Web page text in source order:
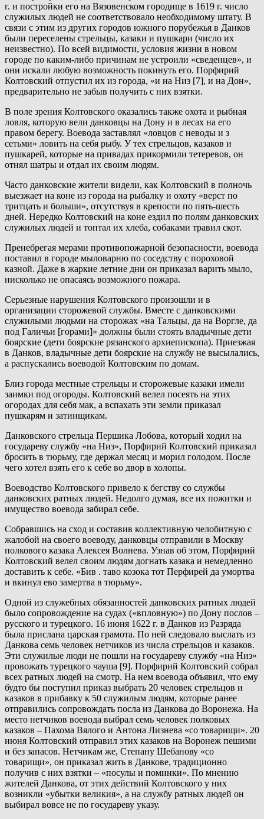
г. и постройки его на Вязовенском городище в 1619 г. число
служилых людей не соответствовало необходимому штату. В
связи с этим из других городов южного порубежья в Данков
были переселены стрельцы, казаки и пушкари (число их
неизвестно). По всей видимости, условия жизни в новом
городе по каким-либо причинам не устроили «сведенцев», и
они искали любую возможность покинуть его. Порфирий
Колтовский отпустил их из города, «и на Низ [7], и на Дон»,
предварительно не забыв получить с них взятки.
В поле зрения Колтовского оказались также охота и рыбная
ловля, которую вели данковцы на Дону и в лесах на его
правом берегу. Воевода заставлял «ловцов с неводы и з
сетьми» ловить на себя рыбу. У тех стрельцов, казаков и
пушкарей, которые на привадах прикормили тетеревов, он
отнял шатры и отдал их своим людям.
Часто данковские жители видели, как Колтовский в полночь
выезжает на коне из города на рыбалку и охоту «верст по
тритцать и больши», отсутствуя в крепости по пять-шесть
дней. Нередко Колтовский на коне ездил по полям данковских
служилых людей и топтал их хлеба, собаками травил скот.
Пренебрегая мерами противопожарной безопасности, воевода
поставил в городе мыловарню по соседству с пороховой
казной. Даже в жаркие летние дни он приказал варить мыло,
нисколько не опасаясь возможного пожара.
Серьезные нарушения Колтовского произошли и в
организации сторожевой службы. Вместе с данковскими
служилыми людьми на сторожах «на Тальцы, да на Воргле, да
под Галичьи [горами]» должны были стоять владычные дети
боярские (дети боярские рязанского архиепископа). Приезжая
в Данков, владычные дети боярские на службу не высылались,
а распускались воеводой Колтовским по домам.
Близ города местные стрельцы и сторожевые казаки имели
заимки под огороды. Колтовский велел посеять на этих
огородах для себя мак, а вспахать эти земли приказал
пушкарям и затинщикам.
Данковского стрельца Першика Лобова, который ходил на
государеву службу «на Низ», Порфирий Колтовский приказал
бросить в тюрьму, где держал месяц и морил голодом. После
чего хотел взять его к себе во двор в холопы.
Воеводство Колтовского привело к бегству со службы
данковских ратных людей. Недолго думая, все их пожитки и
имущество воевода забирал себе.
Собравшись на сход и составив коллективную челобитную с
жалобой на своего воеводу, данковцы отправили в Москву
полкового казака Алексея Волнева. Узнав об этом, Порфирий
Колтовский велел своим людям догнать казака и немедленно
доставить к себе. «Бив . таво козока тот Перфирей да умортва
и вкинул ево замертва в тюрьму».
Одной из служебных обязанностей данковских ратных людей
было сопровождение на судах («впловную») по Дону послов –
русского и турецкого. 16 июня 1622 г. в Данков из Разряда
была прислана царская грамота. По ней следовало выслать из
Данкова семь человек нетчиков из числа стрельцов и казаков.
Эти служилые люди не пошли на государеву службу «на Низ»
провожать турецкого чауша [9]. Порфирий Колтовский собрал
всех ратных людей на смотр. На нем воевода объявил, что ему
будто бы поступил приказ выбрать 20 человек стрельцов и
казаков в прибавку к 50 служилым людям, которые ранее
отправились сопровождать посла из Данкова до Воронежа. На
место нетчиков воевода выбрал семь человек полковых
казаков – Пахома Вялого и Антона Лизнева «со товарищи». 20
июня Колтовский отправил этих казаков на Воронеж пешими
и без запасов. Нетчикам же, Степану Шебанову «со
товарищи», он приказал жить в Данкове, традиционно
получив с них взятки – «посулы и поминки». По мнению
жителей Данкова, от этих действий Колтовского у них
возникли «убытки великия», а на службу ратных людей он
выбирал вовсе не по государеву указу.